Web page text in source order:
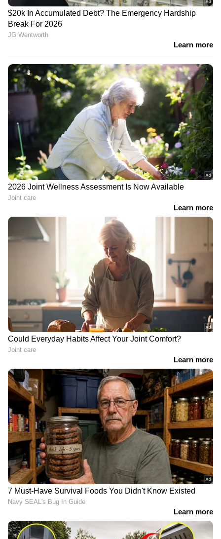
ഡിസൈനർ - രാജീവൻ, കലാസംവിധാനം-
ആർ പണ്ണീർ സെൽവം, നൃത്തം - സാൻഡി ,
സൗണ്ട് ഡിസൈൻ- സിങ്ക് സിനിമ, സൗണ്ട്
ഡിസൈനർ - കാവ്യ ശ്രീറാം, ഡിഐ - പ്രസാദ്
ലാബ്, കളറിസ്റ്റ്- രംഗ , വിഎഫ്എക്സ്- ഫാന്‍റെ
എഫ് എക്സ്, സ്‌പെക്ടർ പോസ്റ്റ്, വിഎഫ്എക്സ്
സൂപ്പർവൈസർ- ശ്യാം പിഎം, സ്റ്റിൽസ് - വി
സിട്രറസ്‌, മേക്കപ്പ് - ബി രാജ, കോസ്റ്റ്യൂമർ -
നാഗ്, പബ്ലിസിറ്റി ഡിസൈൻ- കബിലന്‍,
പ്രൊഡക്ഷൻ കൺട്രോളർ- ഡി രമേശ്
കുചിരായർ, പ്രൊഡക്ഷൻ എക്സിക്യൂട്ടീവ്-
മീനുശ്രീ ഹരിഹരൻ, ഹെഡ് ഓഫ് ഓപ്പറേഷൻസ്
- അവന്തിക കനകരാജ്, മാർക്കറ്റിങ് ഹെഡ്-
മനോജ് മാഡി, പിആർഒ- വൈശാഖ് സി